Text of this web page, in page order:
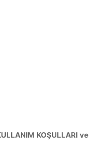
KOŞULLARI ve